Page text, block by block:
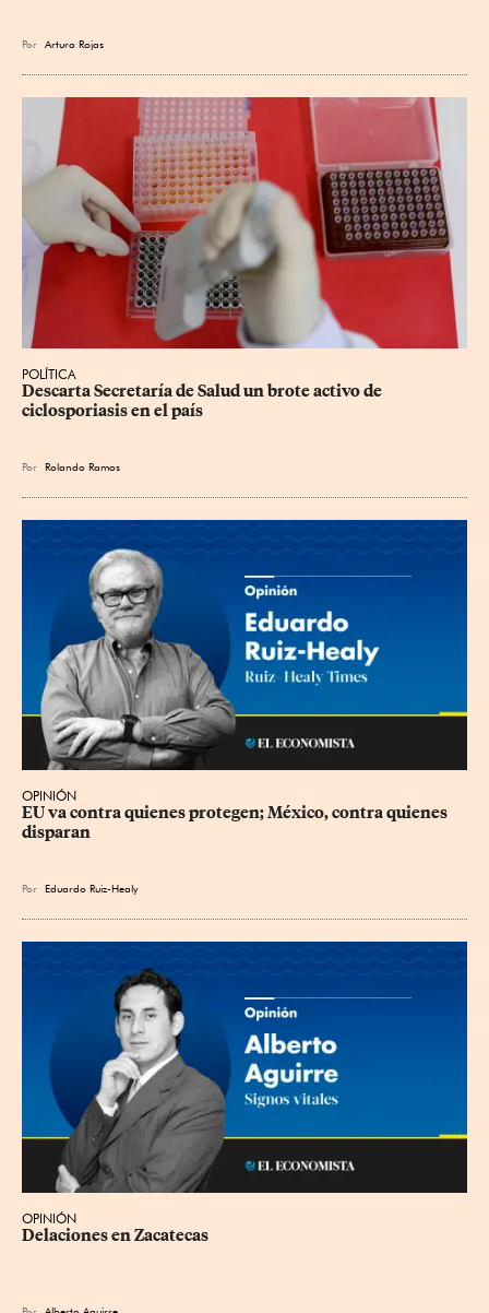
Por Arturo Rojas
POLÍTICA
Descarta Secretaría de Salud un brote activo de
ciclosporiasis en el país
Por Rolando Ramos
OPINIÓN
EU va contra quienes protegen; México, contra quienes
disparan
Por Eduardo Ruiz-Healy
OPINIÓN
Delaciones en Zacatecas